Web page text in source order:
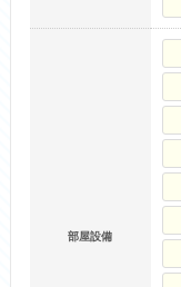
部屋設備